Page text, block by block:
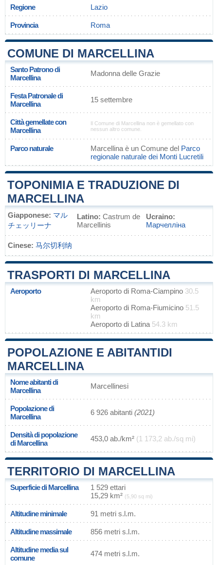
Regione Lazio
Provincia Roma
COMUNE DI MARCELLINA
Santo Patrono di
Marcellina
Madonna delle Grazie
Festa Patronale di
Marcellina
15 settembre
Città gemellate con
Marcellina
Il Comune di Marcellina non è gemellato con
nessun altro comune.
Parco naturale Marcellina è un Comune del Parco
regionale naturale dei Monti Lucretili
TOPONIMIA E TRADUZIONE DI
MARCELLINA
Giapponese: マル
チェッリーナ
Latino: Castrum de
Marcellinis
Ucraino:
Марчелліна
Cinese: 马尔切利纳
TRASPORTI DI MARCELLINA
Aeroporto Aeroporto di Roma-Ciampino 30.5
km
Aeroporto di Roma-Fiumicino 51.5
km
Aeroporto di Latina 54.3 km
POPOLAZIONE E ABITANTIDI
MARCELLINA
Nome abitanti di
Marcellina
Marcellinesi
Popolazione di
Marcellina
6 926 abitanti (2021)
Densità di popolazione
di Marcellina
453,0 ab./km² (1 173,2 ab./sq mi)
TERRITORIO DI MARCELLINA
Superficie di Marcellina
1 529 ettari
15,29 km² (5,90 sq mi)
Altitudine minimale 91 metri s.l.m.
Altitudine massimale 856 metri s.l.m.
Altitudine media sul
comune
474 metri s.l.m.